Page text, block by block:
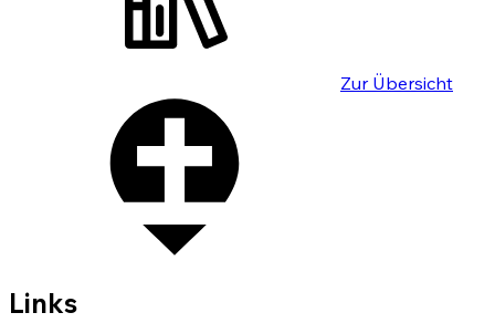
Zur Übersicht
Links